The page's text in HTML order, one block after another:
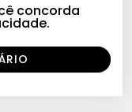
concorda